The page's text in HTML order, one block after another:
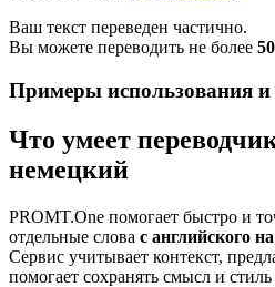
Ваш текст переведен частично.
Вы можете переводить не более
Примеры использования и
Что умеет
немецкий
PROMT.One помогает быстро и
отдельные слова с английского
Сервис учитывает контекст,
помогает сохранять смысл и